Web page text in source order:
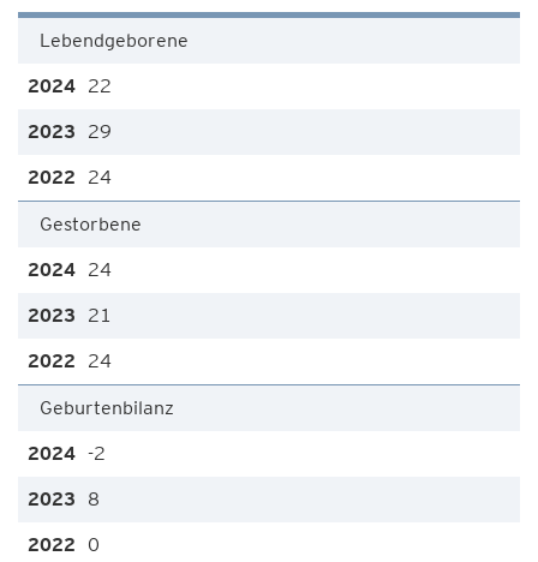
Lebendgeborene
22
29
24
Gestorbene
24
21
24
Geburtenbilanz
-2
8
0